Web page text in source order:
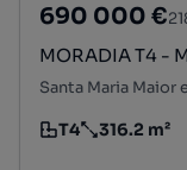
690 000 €
MORADIA T4 -
Tipologia
T4
Preço por metro
316.2 m²